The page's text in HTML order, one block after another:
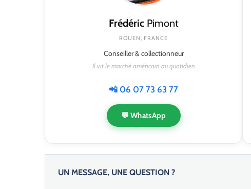
FrédéricPimont
ROUEN, FRANCE
Conseiller & collectionneur
Il vit le marché américain au quotidien
📲 06 07 73 63 77
💬 WhatsApp
UN MESSAGE, UNE QUESTION ?